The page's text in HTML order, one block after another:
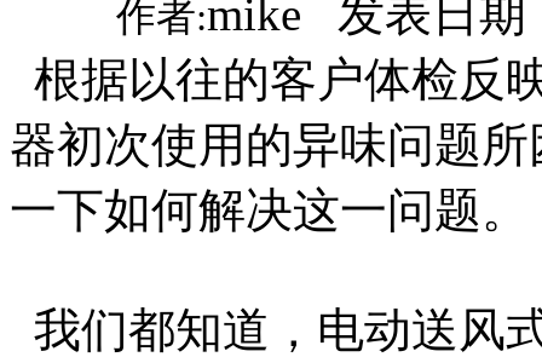
作者:mike 发表日
根据以往的客户体检反
器初次使用的异味问题
一下如何解决这一问题。
我们都知道，电动送风